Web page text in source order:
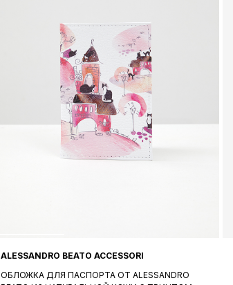
ALESSANDRO BEATO ACCESSORI
ОБЛОЖКА ДЛЯ ПАСПОРТА ОТ ALESSANDRO